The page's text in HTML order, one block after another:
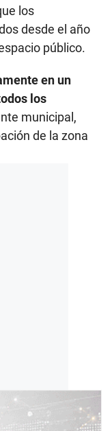
los
desde el año
público.
en un
los
municipal,
de la zona